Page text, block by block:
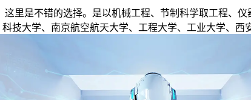
是不错的选择。是以机械工程、节制科学取工程、仪
技大学、南京航空航天大学、工程大学、工业大学、